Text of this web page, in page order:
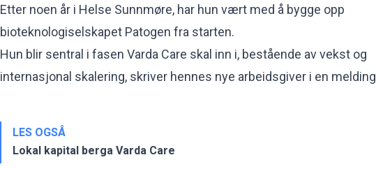
Etter noen år i Helse Sunnmøre, har hun vært med å bygge opp
bioteknologiselskapet Patogen fra starten.
Hun blir sentral i fasen Varda Care skal inn i, bestående av vekst og
internasjonal skalering, skriver hennes nye arbeidsgiver i en melding
LES OGSÅ
Lokal kapital berga Varda Care